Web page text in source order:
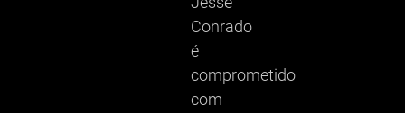
Conrado
é
comprometido
com